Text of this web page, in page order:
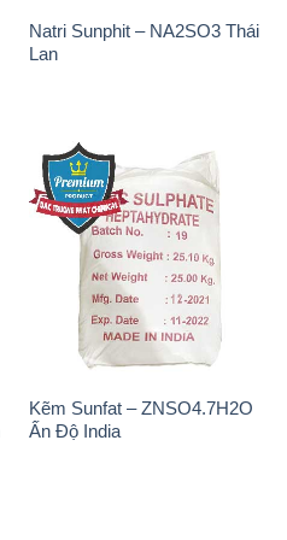
Natri Sunphit – NA2SO3 Thái
Lan
Kẽm Sunfat – ZNSO4.7H2O
Ấn Độ India